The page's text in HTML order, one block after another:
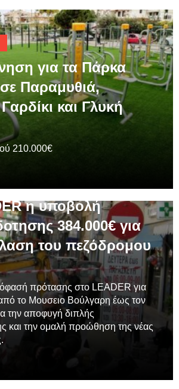
για τα Πάρκα
Παραμυθιά,
και Γλυκή
210.000€
η υποβολή
384.000€ για
του πεζόδρομου
πρότασης στο LEADER για
το Μουσειο Βούλγαρη έως τον
την αποφυγή διπλής
και την ομαλή προώθηση της νέας